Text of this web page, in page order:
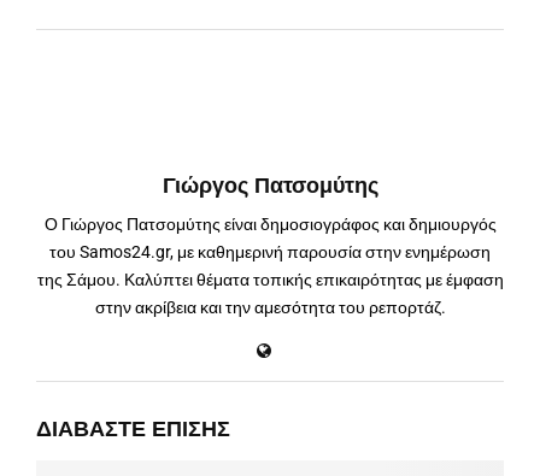
Γιώργος Πατσομύτης
Ο Γιώργος Πατσομύτης είναι δημοσιογράφος και δημιουργός
του Samos24.gr, με καθημερινή παρουσία στην ενημέρωση
της Σάμου. Καλύπτει θέματα τοπικής επικαιρότητας με έμφαση
στην ακρίβεια και την αμεσότητα του ρεπορτάζ.
ΔΙΑΒΆΣΤΕ ΕΠΊΣΗΣ